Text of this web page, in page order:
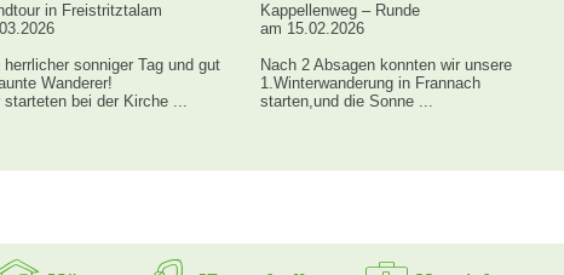
in Freistritztalam
herrlicher sonniger Tag und gut
Wanderer!
starteten bei der Kirche ...
Kappellenweg – Runde
am 15.02.2026
Nach 2 Absagen konnten wir unsere
1.Winterwanderung in Frannach
starten,und die Sonne ...